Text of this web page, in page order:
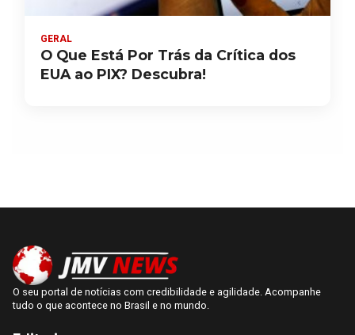
GERAL
O Que Está Por Trás da Crítica dos
EUA ao PIX? Descubra!
O seu portal de notícias com credibilidade e agilidade. Acompanhe
tudo o que acontece no Brasil e no mundo.